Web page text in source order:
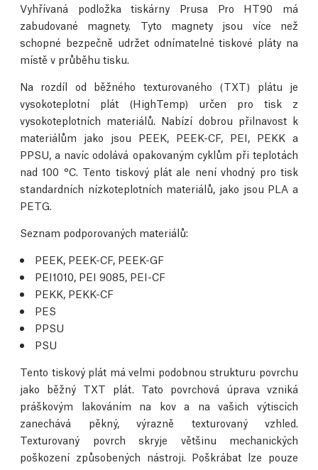
Vyhřívaná podložka tiskárny Prusa Pro HT90 má
zabudované magnety. Tyto magnety jsou více než
schopné bezpečně udržet odnímatelné tiskové pláty na
místě v průběhu tisku.
Na rozdíl od běžného texturovaného (TXT) plátu je
vysokoteplotní plát (HighTemp) určen pro tisk z
vysokoteplotních materiálů. Nabízí dobrou přilnavost k
materiálům jako jsou PEEK, PEEK-CF, PEI, PEKK a
PPSU, a navíc odolává opakovaným cyklům při teplotách
nad 100 °C. Tento tiskový plát ale není vhodný pro tisk
standardních nízkoteplotních materiálů, jako jsou PLA a
PETG.
Seznam podporovaných materiálů:
PEEK, PEEK-CF, PEEK-GF
PEI1010, PEI 9085, PEI-CF
PEKK, PEKK-CF
PES
PPSU
PSU
Tento tiskový plát má velmi podobnou strukturu povrchu
jako běžný TXT plát. Tato povrchová úprava vzniká
práškovým lakováním na kov a na vašich výtiscích
zanechává pěkný, výrazně texturovaný vzhled.
Texturovaný povrch skryje většinu mechanických
poškození způsobených nástroji. Poškrábat lze pouze